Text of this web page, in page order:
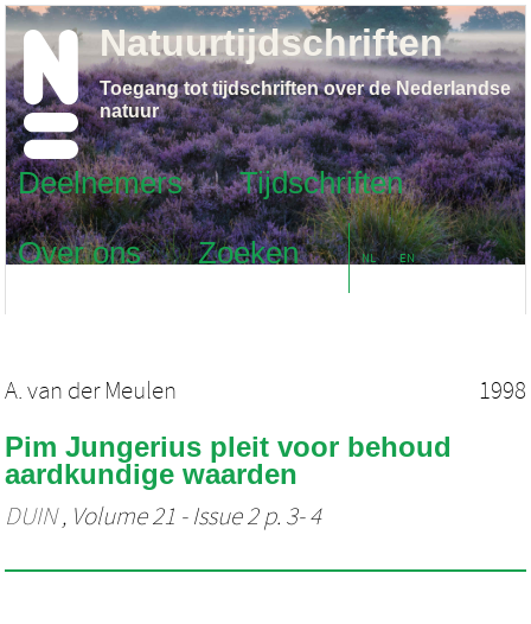
Deelnemers
Tijdschriften
Over ons
Zoeken NL EN
Natuurtijdschriften
Toegang tot tijdschriften over de Nederlandse
natuur
A. van der Meulen 1998
Pim Jungerius pleit voor behoud
aardkundige waarden
DUIN, Volume 21 - Issue 2 p. 3- 4